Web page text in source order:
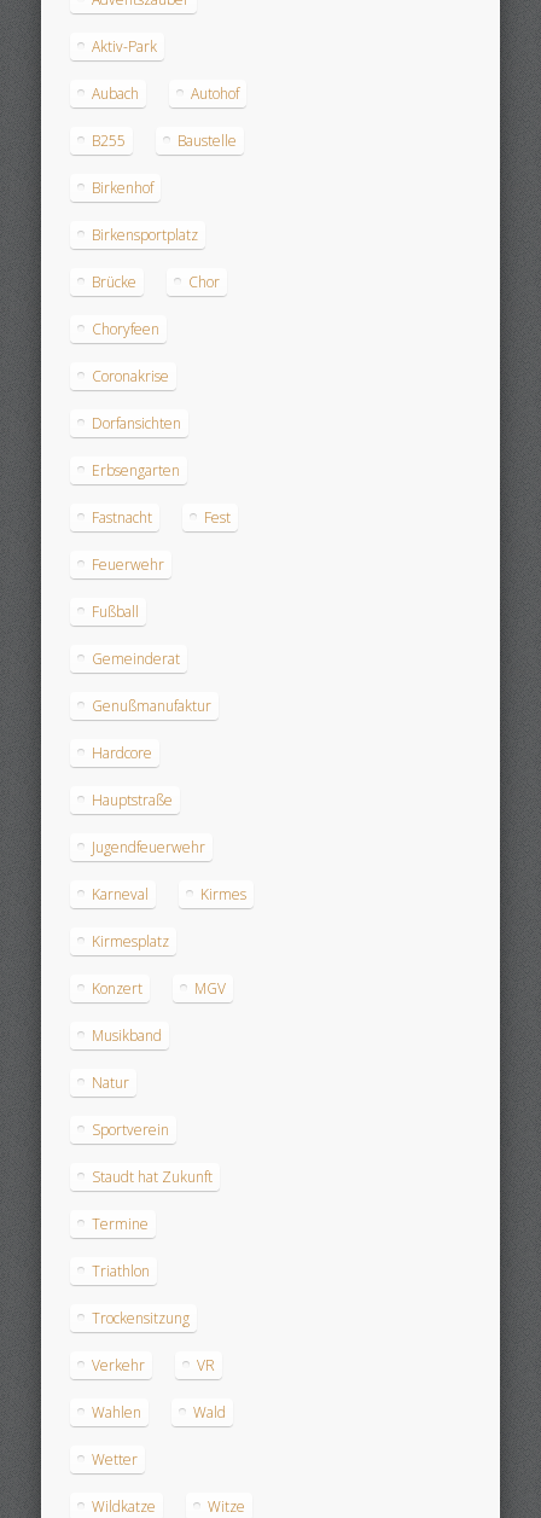
Aktiv-Park
Aubach Autohof
B255 Baustelle
Birkenhof
Birkensportplatz
Brücke Chor
Choryfeen
Coronakrise
Dorfansichten
Erbsengarten
Fastnacht Fest
Feuerwehr
Fußball
Gemeinderat
Genußmanufaktur
Hardcore
Hauptstraße
Jugendfeuerwehr
Karneval Kirmes
Kirmesplatz
Konzert MGV
Musikband
Natur
Sportverein
Staudt hat Zukunft
Termine
Triathlon
Trockensitzung
Verkehr VR
Wahlen Wald
Wetter
Wildkatze Witze